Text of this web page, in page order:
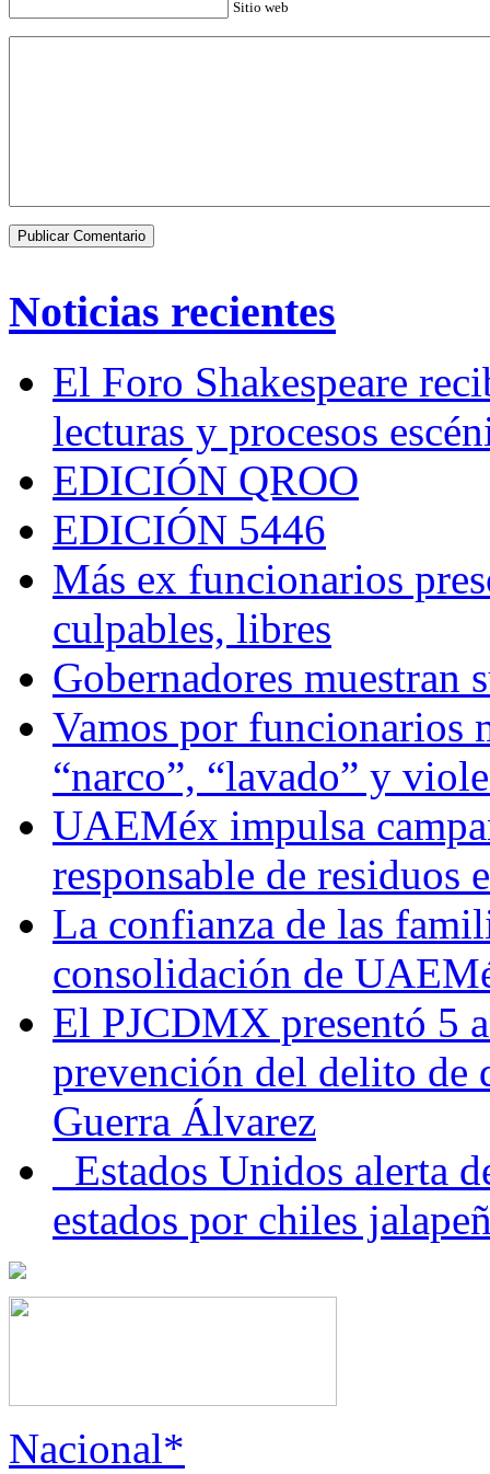
Sitio web
Noticias recientes
El Foro Shakespeare
lecturas y procesos
EDICIÓN QROO
EDICIÓN 5446
Más ex funcionarios
culpables, libres
Gobernadores muestran
Vamos por funcionarios
“narco”, “lavado” y
UAEMéx impulsa
responsable de residuos
La confianza de las
consolidación de
El PJCDMX presentó 5
prevención del delito de
Guerra Álvarez
Estados Unidos alerta
estados por chiles
Nacional*